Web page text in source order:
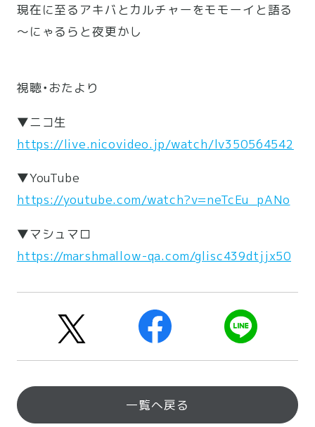
現在に至るアキバとカルチャーをモモーイと語る
～にゃるらと夜更かし
視聴・おたより
▼ニコ生
https://live.nicovideo.jp/watch/lv350564542
▼YouTube
https://youtube.com/watch?v=neTcEu_pANo
▼マシュマロ
https://marshmallow-qa.com/glisc439dtjjx50
一覧へ戻る